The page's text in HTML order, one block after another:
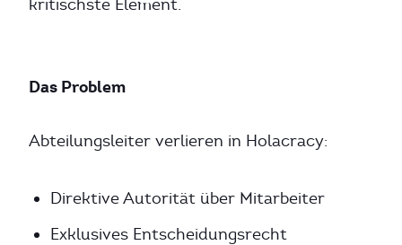
kritischste Element.
Das Problem
Abteilungsleiter verlieren in Holacracy:
Direktive Autorität über Mitarbeiter
Exklusives Entscheidungsrecht